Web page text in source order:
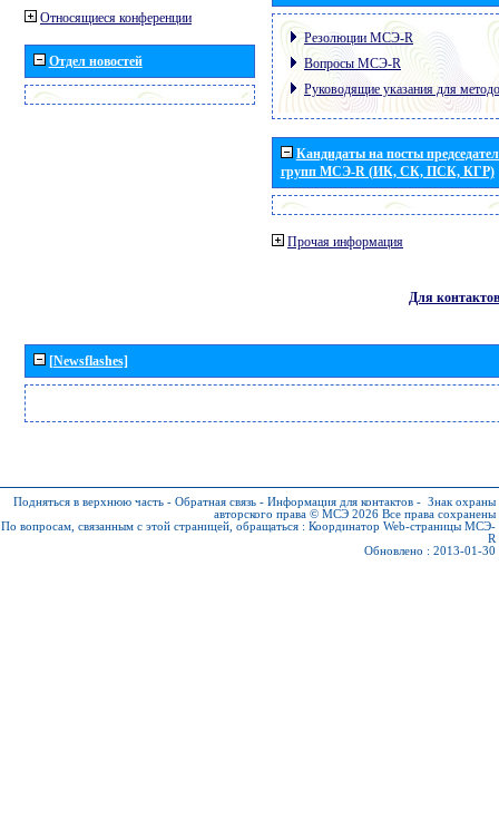
Относящиеся конференции
Отдел новостей
Резолюции МСЭ-R
Вопросы МСЭ-R
Руководящие указания для
Кандидаты на посты
групп МСЭ-R (ИК, СК, ПСК, КГР)
Прочая информация
Для контактов
[Newsflashes]
Подняться в верхнюю часть - Обратная связь - Информация для контактов - Знак охраны
авторского права © МСЭ 2026 Все права сохранены
По вопросам, связанным с этой страницей, обращаться : Координатор Web-страницы МСЭ-
R
Обновлено : 2013-01-30